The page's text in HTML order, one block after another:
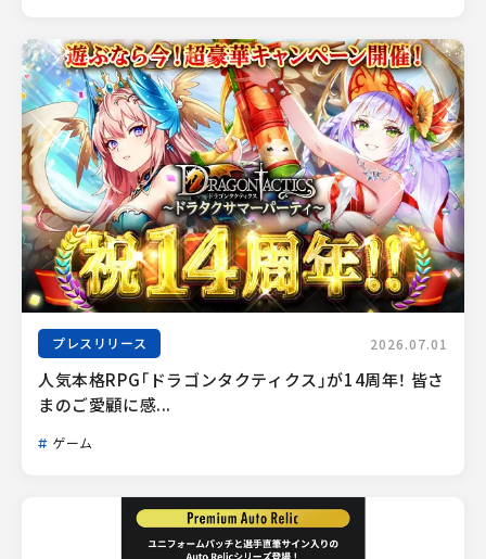
プレスリリース 2026.07.01
人気本格RPG「ドラゴンタクティクス」が14周年！ 皆さ
まのご愛顧に感...
ゲーム